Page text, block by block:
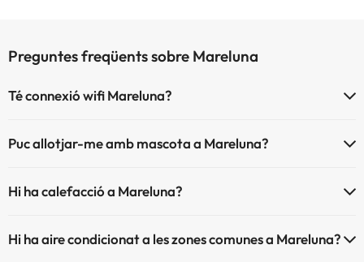
Preguntes freqüents sobre Mareluna
Té connexió wifi Mareluna?
Puc allotjar-me amb mascota a Mareluna?
Hi ha calefacció a Mareluna?
Hi ha aire condicionat a les zones comunes a Mareluna?